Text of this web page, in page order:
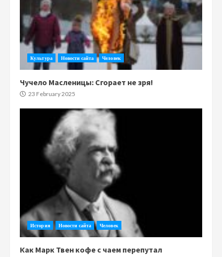
Культура Новости сайта Человек
Чучело Масленицы: Сгорает не зря!
23 February 2025
История Новости сайта Человек
Как Марк Твен кофе с чаем перепутал